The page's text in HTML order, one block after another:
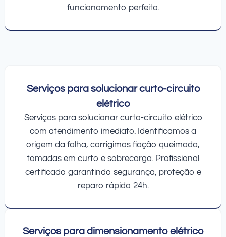
funcionamento perfeito.
Serviços para solucionar curto-circuito
elétrico
Serviços para solucionar curto-circuito elétrico
com atendimento imediato. Identificamos a
origem da falha, corrigimos fiação queimada,
tomadas em curto e sobrecarga. Profissional
certificado garantindo segurança, proteção e
reparo rápido 24h.
Serviços para dimensionamento elétrico